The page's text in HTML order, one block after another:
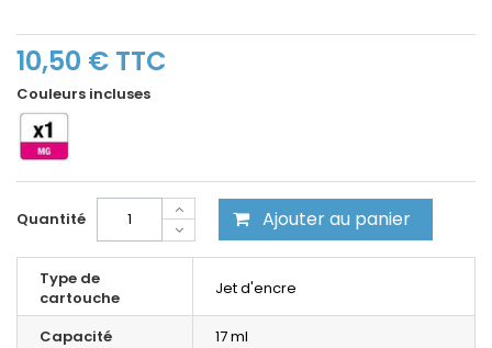
10,50 € TTC
Couleurs incluses
Quantité Ajouter au panier
Type de
cartouche
Jet d'encre
Capacité
17 ml